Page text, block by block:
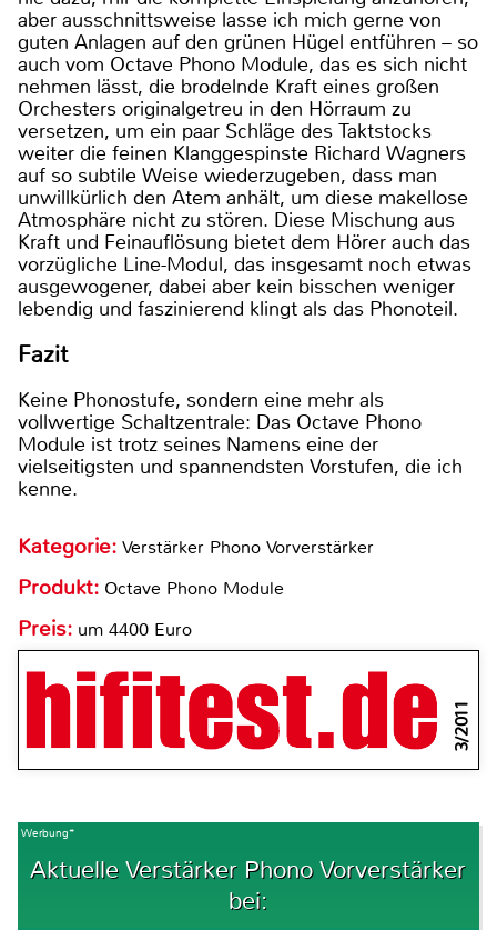
aber ausschnittsweise lasse ich mich gerne von
guten Anlagen auf den grünen Hügel entführen – so
auch vom Octave Phono Module, das es sich nicht
nehmen lässt, die brodelnde Kraft eines großen
Orchesters originalgetreu in den Hörraum zu
versetzen, um ein paar Schläge des Taktstocks
weiter die feinen Klanggespinste Richard Wagners
auf so subtile Weise wiederzugeben, dass man
unwillkürlich den Atem anhält, um diese makellose
Atmosphäre nicht zu stören. Diese Mischung aus
Kraft und Feinauflösung bietet dem Hörer auch das
vorzügliche Line-Modul, das insgesamt noch etwas
ausgewogener, dabei aber kein bisschen weniger
lebendig und faszinierend klingt als das Phonoteil.
Fazit
Keine Phonostufe, sondern eine mehr als
vollwertige Schaltzentrale: Das Octave Phono
Module ist trotz seines Namens eine der
vielseitigsten und spannendsten Vorstufen, die ich
kenne.
Kategorie: Verstärker Phono Vorverstärker
Produkt: Octave Phono Module
Preis: um 4400 Euro
3/2011
Werbung*
Aktuelle Verstärker Phono Vorverstärker
bei: